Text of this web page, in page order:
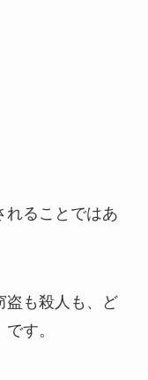
れることではあ
盗も殺人も、ど
です。